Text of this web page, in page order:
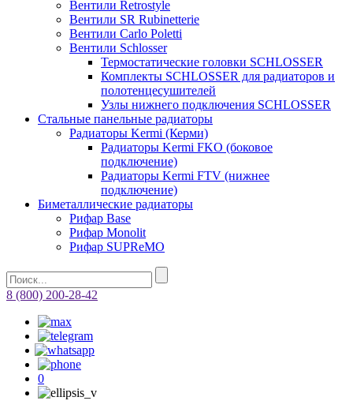
Вентили Retrostyle
Вентили SR Rubinetterie
Вентили Carlo Poletti
Вентили Schlosser
Термостатические головки SCHLOSSER
Комплекты SCHLOSSER для радиаторов и
полотенцесушителей
Узлы нижнего подключения SCHLOSSER
Стальные панельные радиаторы
Радиаторы Kermi (Керми)
Радиаторы Kermi FKO (боковое
подключение)
Радиаторы Kermi FTV (нижнее
подключение)
Биметаллические радиаторы
Рифар Base
Рифар Monolit
Рифар SUPReMO
8 (800) 200-28-42
0